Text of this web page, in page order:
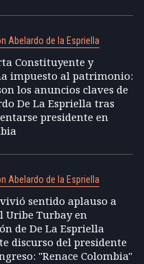
Abelardo de la Espriella
Constituyente y
impuesto al patrimonio:
los anuncios claves de
De La Espriella tras
presidente en
Abelardo de la Espriella
sentido aplauso a
Uribe Turbay en
de De La Espriella
discurso del presidente
"Renace Colombia"